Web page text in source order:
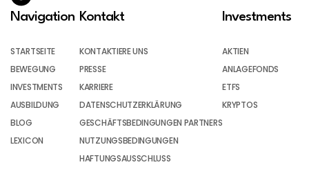
Navigation
STARTSEITE
BEWEGUNG
INVESTMENTS
AUSBILDUNG
BLOG
LEXICON
Kontakt
KONTAKTIERE UNS
PRESSE
KARRIERE
DATENSCHUTZERKLÄRUNG
GESCHÄFTSBEDINGUNGEN PARTNERS
NUTZUNGSBEDINGUNGEN
HAFTUNGSAUSSCHLUSS
Investments
AKTIEN
ANLAGEFONDS
ETFS
KRYPTOS